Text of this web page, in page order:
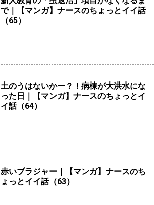
で｜【マンガ】ナースのちょっとイイ話
（65）
土のうはないかー？！病棟が大洪水にな
った日｜【マンガ】ナースのちょっとイ
イ話（64）
赤いブラジャー｜【マンガ】ナースのち
ょっとイイ話（63）